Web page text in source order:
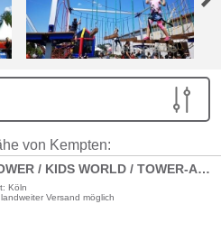
von Kempten:
MULTI TOWER / KIDS WORLD / TOWER-ADVENTURE / FUN-TOWER
Köln
Versand möglich